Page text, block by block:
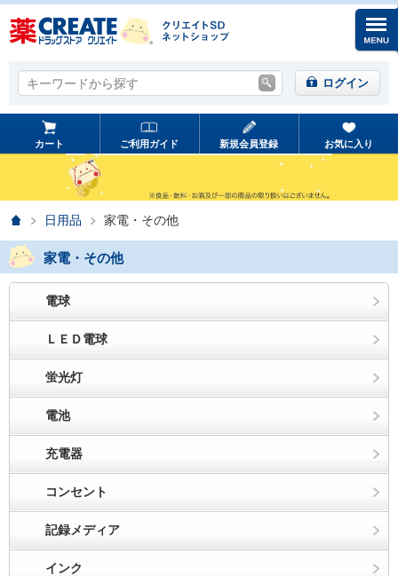
キーワードから探す
キーワードから探す ログイン
カート ご利用ガイド 新規会員登録 お気に入り
ホーム日用品 家電・その他
家電・その他
電球
ＬＥＤ電球
蛍光灯
電池
充電器
コンセント
記録メディア
インク